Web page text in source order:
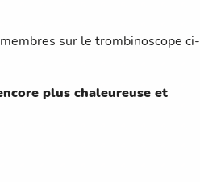
sur le trombinoscope ci-
plus chaleureuse et